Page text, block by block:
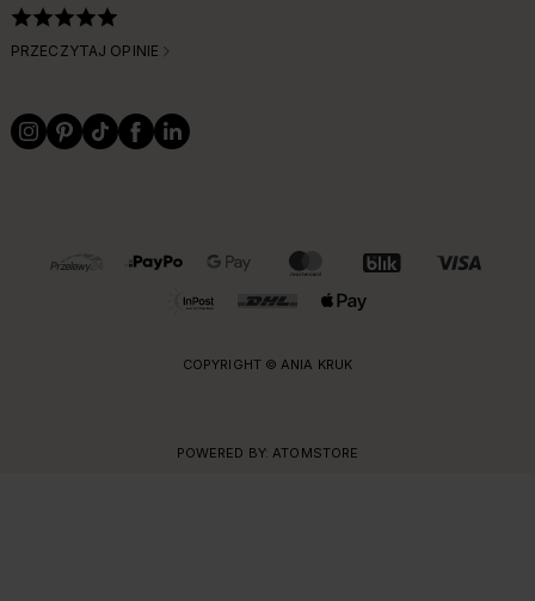
PRZECZYTAJ OPINIE
OBSŁUGIWANE FORMY PŁATNOŚCI I DOSTAWY
COPYRIGHT © ANIA KRUK
POWERED BY: ATOMSTORE